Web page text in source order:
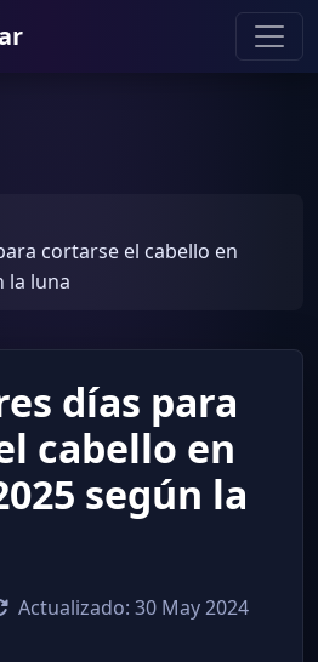
cortarse el cabello en
la luna
días para
cabello en
según la
Actualizado: 30 May 2024